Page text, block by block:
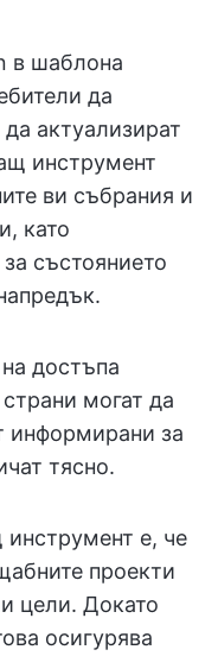
в шаблона
да
актуализират
инструмент
ви събрания и
като
състоянието
достъпа
могат да
информирани за
тясно.
е, че
проекти
цели. Докато
осигурява